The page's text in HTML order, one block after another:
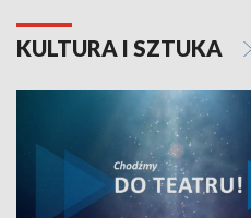
KULTURA I SZTUKA